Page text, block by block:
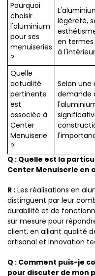
Pourquoi
choisir
l'aluminium
pour ses
menuiseries
?
légèreté,
en termes
à
Quelle
actualité
pertinente
est
associée à
Center
Menuiserie
?
Selon une
demande
Q : Quelle est la
Center Menuiserie en
R : Les réalisations en
distinguent par leur
durabilité et de
sur mesure pour
client, en alliant qualité
artisanal et innovation
Q : Comment puis-je
pour discuter de mon